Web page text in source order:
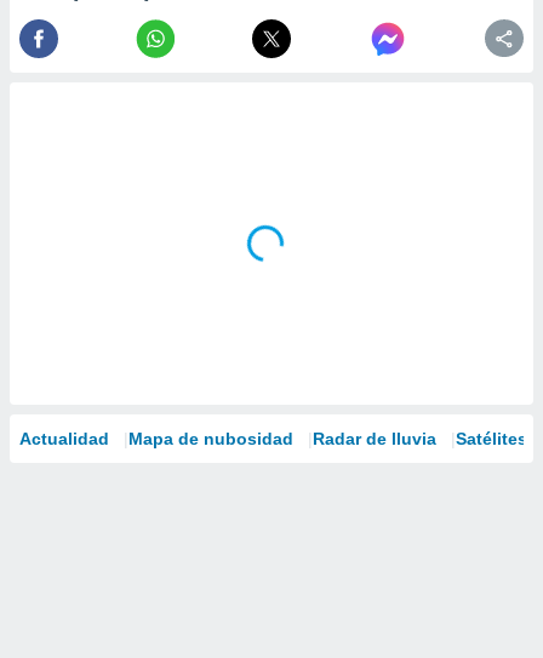
Actualidad Mapa de nubosidad Radar de lluvia Satélites